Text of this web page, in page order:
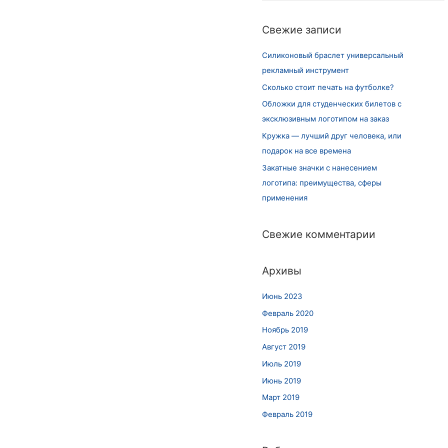
:Свежие записи
Силиконовый браслет универсальный
рекламный инструмент
Сколько стоит печать на футболке?
Обложки для студенческих билетов с
эксклюзивным логотипом на заказ
Кружка — лучший друг человека, или
подарок на все времена
Закатные значки с нанесением
логотипа: преимущества, сферы
применения
Свежие комментарии
Архивы
Июнь 2023
Февраль 2020
Ноябрь 2019
Август 2019
Июль 2019
Июнь 2019
Март 2019
Февраль 2019